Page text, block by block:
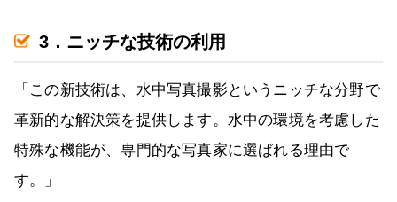
3．ニッチな技術の利用
「この新技術は、水中写真撮影というニッチな分野で
革新的な解決策を提供します。水中の環境を考慮した
特殊な機能が、専門的な写真家に選ばれる理由で
す。」